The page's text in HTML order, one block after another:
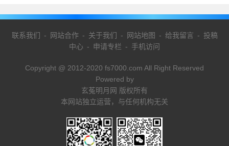
联系我们 - 网站合作- 关于我们 - 网站地图 - 给我留言 - 投稿
中心 - 申请专栏 - 手机访问
Copyright @ 2012-2020 fs7000.com All Right Reserved
Powered by
玄菟明月网 版权所有
本网站独立运营，与任何机构无关